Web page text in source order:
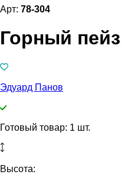
Арт: 78-304
Горный
Эдуард Панов
Готовый товар: 1 шт.
Высота: